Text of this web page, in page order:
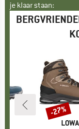
je klaar staan:
MERK
LOWA
Korting
-27%